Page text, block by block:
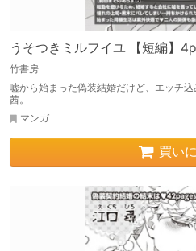
うそつきミルフイユ 【短編】
竹書房
嘘から始まった偽装結婚だけど、エッチ
茜。
マンガ
買い